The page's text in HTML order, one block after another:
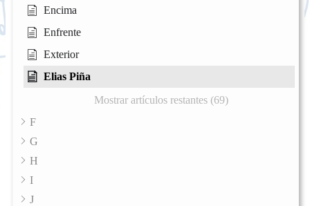
Encima
Enfrente
Exterior
Elias Piña
Mostrar artículos restantes (69)
F
G
H
I
J